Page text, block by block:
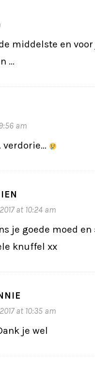
middelste en
…
am
verdorie…
at 10:24 am
je goede moed
knuffel xx
at 10:35 am
je wel